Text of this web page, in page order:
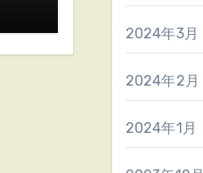
2024年3月
2024年2月
2024年1月